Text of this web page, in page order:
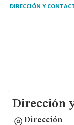
DIRECCIÓN Y
Dirección
Dirección